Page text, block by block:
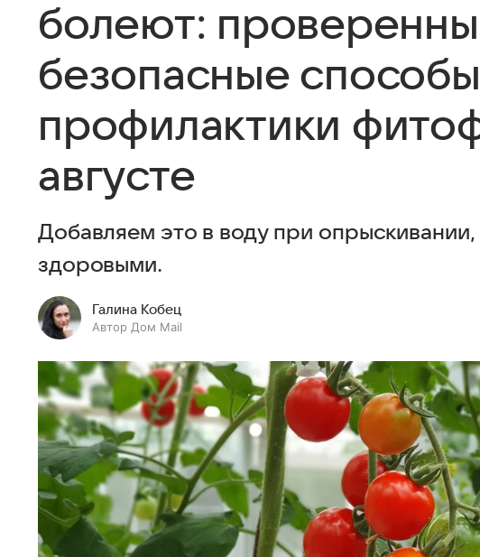
болеют:
безопасные способы
профилактики
августе
Добавляем это в воду при опрыскивании,
здоровыми.
Галина Кобец
Автор Дом Mail